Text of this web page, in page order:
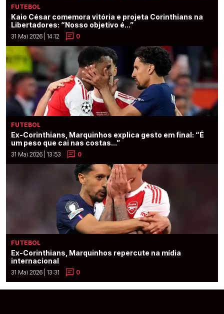
FUTEBOL
Kaio César comemora vitória e projeta Corinthians na
Libertadores: “Nosso objetivo é...”
31 Mai 2026 | 14:12 0
FUTEBOL
Ex-Corinthians, Marquinhos explica gesto em final: “É
um peso que cai nas costas...”
31 Mai 2026 | 13:53 0
FUTEBOL
Ex-Corinthians, Marquinhos repercute na mídia
internacional
31 Mai 2026 | 13:31 0